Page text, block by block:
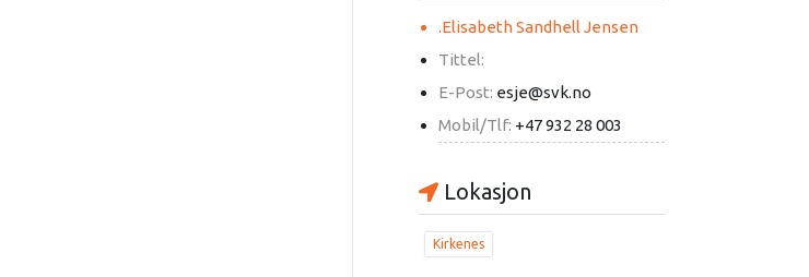
.Elisabeth Sandhell Jensen
Tittel:
E-Post: esje@svk.no
Mobil/Tlf: +47 932 28 003
Lokasjon
Kirkenes